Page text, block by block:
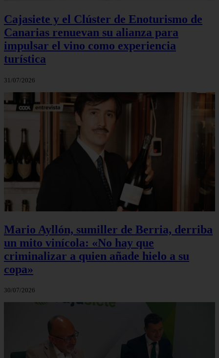
Cajasiete y el Clúster de Enoturismo de
Canarias renuevan su alianza para
impulsar el vino como experiencia
turística
31/07/2026
Mario Ayllón, sumiller de Berria, derriba
un mito vinícola: «No hay que
criminalizar a quien añade hielo a su
copa»
30/07/2026